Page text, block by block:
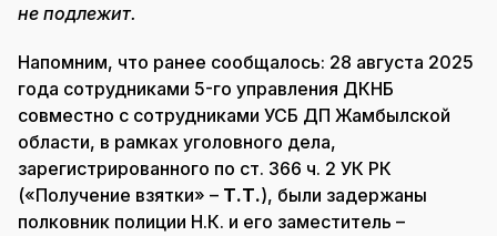
не подлежит.
Напомним, что ранее сообщалось: 28 августа 2025
года сотрудниками 5-го управления ДКНБ
совместно с сотрудниками УСБ ДП Жамбылской
области, в рамках уголовного дела,
зарегистрированного по ст. 366 ч. 2 УК РК
(«Получение взятки» – Т.Т.), были задержаны
полковник полиции Н.К. и его заместитель –